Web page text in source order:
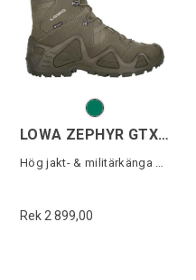
LOWA ZEPHYR GTX HI TF
Hög jakt- & militärkänga med Gore-Tex
Rek 2 899,00